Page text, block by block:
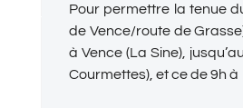
Pour permettre la tenue
de Vence/route de
à Vence (La Sine),
Courmettes), et ce de 9h à